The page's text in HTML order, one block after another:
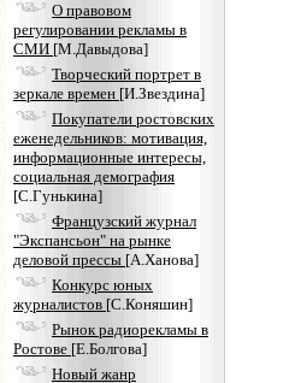
О правовом
регулировании рекламы в
СМИ [М.Давыдова]
Творческий портрет в
зеркале времен [И.Звездина]
Покупатели ростовских
еженедельников: мотивация,
информационные интересы,
социальная демография
[С.Гунькина]
Французский журнал
"Экспансьон" на рынке
деловой прессы [А.Ханова]
Конкурс юных
журналистов [С.Коняшин]
Рынок радиорекламы в
Ростове [Е.Болгова]
Новый жанр